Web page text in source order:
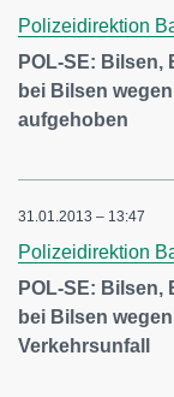
Polizeidirektion
POL-SE:
bei Bilsen
aufgehoben
31.01.2013 – 13:47
Polizeidirektion
POL-SE:
bei Bilsen
Verkehrsunfall